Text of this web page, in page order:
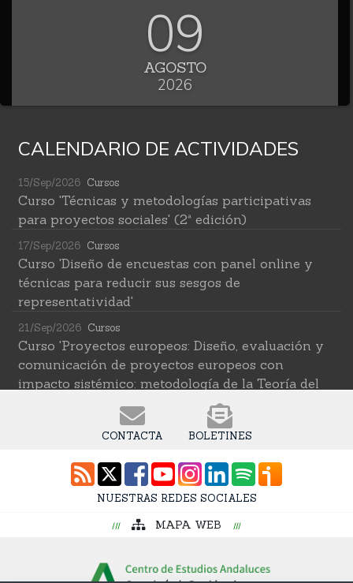
09
AGOSTO
2026
CALENDARIO DE ACTIVIDADES
15/Sep/2026 Cursos
Curso 'Técnicas y metodologías participativas
para proyectos sociales' (2ª edición)
17/Sep/2026 Cursos
Curso 'Diseño de encuestas con panel online y
técnicas para reducir sus sesgos de
representatividad'
21/Sep/2026 Cursos
Curso 'Proyectos europeos: Diseño, evaluación y
comunicación de proyectos europeos con
impacto sistémico: metodología de la Teoría del
Cambio transformativa'
Cursos
ciencias sociales' (2ª edición)
Cursos
intelingente de datos'
Curso 'Una introducción a los métodos digitales y
CONTACTA BOLETINES
NUESTRAS REDES SOCIALES
MAPA WEB